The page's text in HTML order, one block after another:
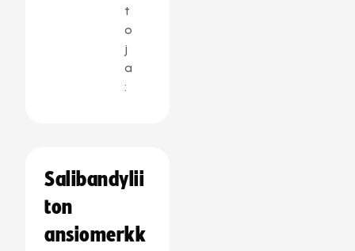
t
o
j
a
:
Salibandylii
ton
ansiomerkk